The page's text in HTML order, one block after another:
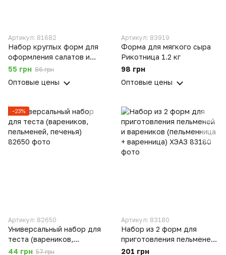
Артикул: 81682
Набор круглых форм для
оформления салатов и
высечки теста для
10.5/9/6.5/4.5 см (4 шт.)
55 грн 86 грн
Оптовые цены
Артикул: 83919
Форма для мягкого сыра
Рикотница 1.2 кг
98 грн
Оптовые цены
−23%
Артикул: 82650
Универсальный набор для
теста (вареников,
пельменей, печенья)
44 грн 57 грн
Артикул: 83180
Набор из 2 форм для
приготовления пельменей
и вареников (пельменница
201 грн